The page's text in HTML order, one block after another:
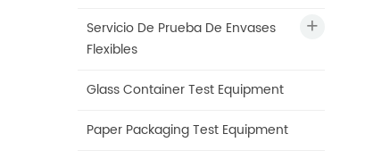
Servicio De Prueba De Envases
Flexibles
Glass Container Test Equipment
Paper Packaging Test Equipment